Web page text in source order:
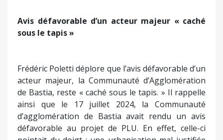
documents supérieurs (affirmée sans analyse,
contradictions ignorées) ; l’évaluation
« invité », « recommandé », « encourage », sans
jamais contraindre. Ce qui laisse au maire de
Bastia toute latitude de passer outre les critiques.
Plutôt que d’éclairer le débat et inciter à des
corrections, le rapport d’enquête accompagne la
copie municipale jusqu’à approbation.